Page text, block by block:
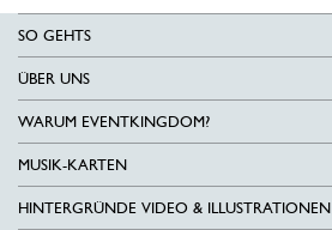
SO GEHTS
ÜBER UNS
WARUM EVENTKINGDOM?
MUSIK-KARTEN
HINTERGRÜNDE VIDEO & ILLUSTRATIONEN